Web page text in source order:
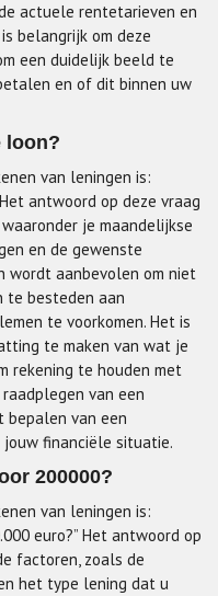
actuele rentetarieven en
belangrijk om deze
een duidelijk beeld te
en of dit binnen uw
loon?
van leningen is:
antwoord op deze vraag
je maandelijkse
en de gewenste
wordt aanbevolen om niet
te besteden aan
te voorkomen. Het is
te maken van wat je
rekening te houden met
van een
bepalen van een
financiële situatie.
200000?
van leningen is:
euro?” Het antwoord op
factoren, zoals de
het type lening dat u